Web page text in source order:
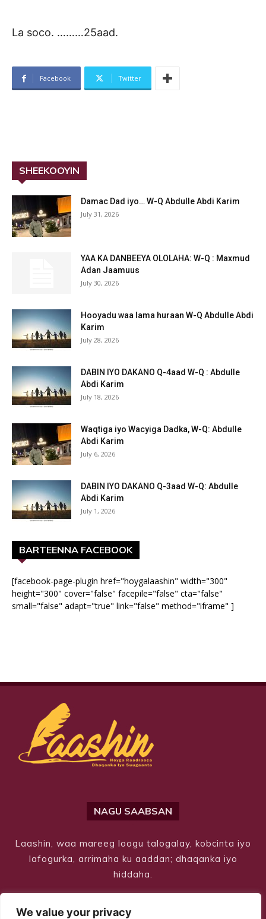
We value your privacy
La soco. ………25aad.
Facebook Twitter
SHEEKOOYIN
Damac Dad iyo… W-Q Abdulle Abdi Karim
July 31, 2026
YAA KA DANBEEYA OLOLAHA: W-Q : Maxmud
Adan Jaamuus
July 30, 2026
Hooyadu waa lama huraan W-Q Abdulle Abdi
Karim
July 28, 2026
DABIN IYO DAKANO Q-4aad W-Q : Abdulle
Abdi Karim
July 18, 2026
Waqtiga iyo Wacyiga Dadka, W-Q: Abdulle
Abdi Karim
July 6, 2026
DABIN IYO DAKANO Q-3aad W-Q: Abdulle
Abdi Karim
July 1, 2026
BARTEENNA FACEBOOK
[facebook-page-plugin href="hoygalaashin" width="300"
height="300" cover="false" facepile="false" cta="false"
small="false" adapt="true" link="false" method="iframe" ]
NAGU SAABSAN
Laashin, waa mareeg loogu talogalay, kobcinta iyo
lafogurka, arrimaha ku aaddan; dhaqanka iyo
hiddaha.